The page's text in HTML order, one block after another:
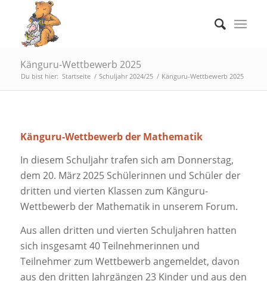
Känguru-Wettbewerb 2025
Du bist hier: Startseite / Schuljahr 2024/25 / Känguru-Wettbewerb 2025
Känguru-Wettbewerb der Mathematik
In diesem Schuljahr trafen sich am Donnerstag,
dem 20. März 2025 Schülerinnen und Schüler der
dritten und vierten Klassen zum Känguru-
Wettbewerb der Mathematik in unserem Forum.
Aus allen dritten und vierten Schuljahren hatten
sich insgesamt 40 Teilnehmerinnen und
Teilnehmer zum Wettbewerb angemeldet, davon
aus den dritten Jahrgängen 23 Kinder und aus den